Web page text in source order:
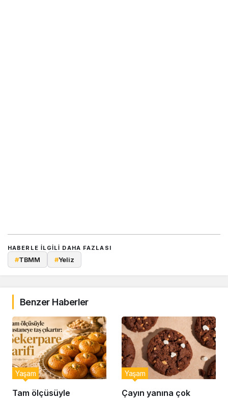
HABERLE ILGILI DAHA FAZLASI
#TBMM #Yeliz
Benzer Haberler
Tam ölçüsüyle
Yaşam
Çayın yanına çok
Yaşam